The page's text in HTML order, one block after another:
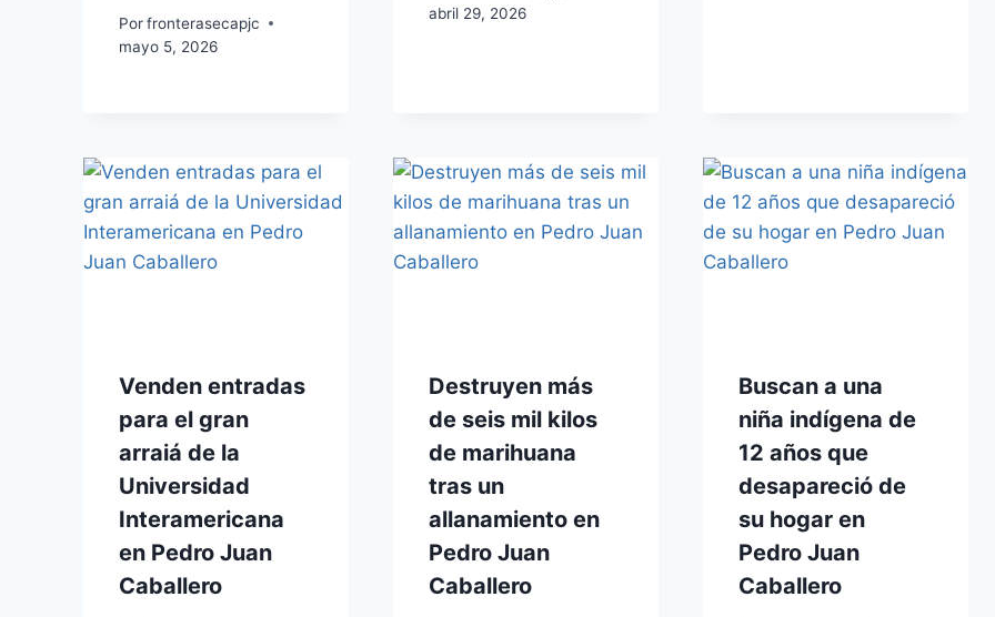
Porfronterasecapjc
mayo 5, 2026
abril 29, 2026
Venden entradas
para el gran
arraiá de la
Universidad
Interamericana
en Pedro Juan
Caballero
Destruyen más
de seis mil kilos
de marihuana
tras un
allanamiento en
Pedro Juan
Caballero
Buscan a una
niña indígena de
12 años que
desapareció de
su hogar en
Pedro Juan
Caballero